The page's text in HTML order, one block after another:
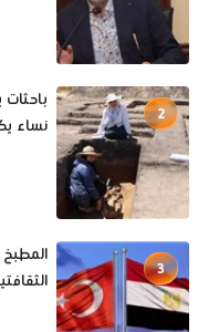
2
نساء
3
المطبخ